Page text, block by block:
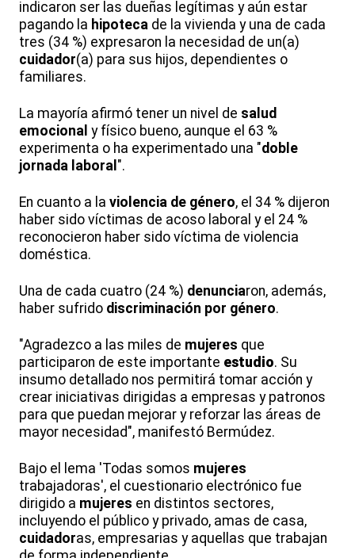
indicaron ser las dueñas legítimas y aún estar
pagando la hipoteca de la vivienda y una de cada
tres (34 %) expresaron la necesidad de un(a)
cuidador(a) para sus hijos, dependientes o
familiares.
La mayoría afirmó tener un nivel de salud
emocional y físico bueno, aunque el 63 %
experimenta o ha experimentado una "doble
jornada laboral ".
En cuanto a la violencia de género, el 34 % dijeron
haber sido víctimas de acoso laboral y el 24 %
reconocieron haber sido víctima de violencia
doméstica.
Una de cada cuatro (24 %) denunciaron, además,
haber sufrido discriminación por género.
"Agradezco a las miles de mujeres que
participaron de este importante estudio. Su
insumo detallado nos permitirá tomar acción y
crear iniciativas dirigidas a empresas y patronos
para que puedan mejorar y reforzar las áreas de
mayor necesidad", manifestó Bermúdez.
Bajo el lema 'Todas somos mujeres
trabajadoras', el cuestionario electrónico fue
dirigido a mujeres en distintos sectores,
incluyendo el público y privado, amas de casa,
cuidadoras, empresarias y aquellas que trabajan